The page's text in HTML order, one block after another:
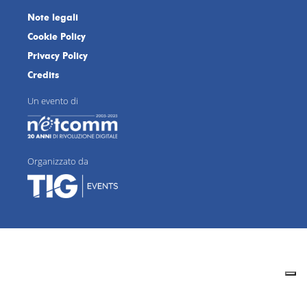
Note legali
Cookie Policy
Privacy Policy
Credits
Un evento di
Organizzato da